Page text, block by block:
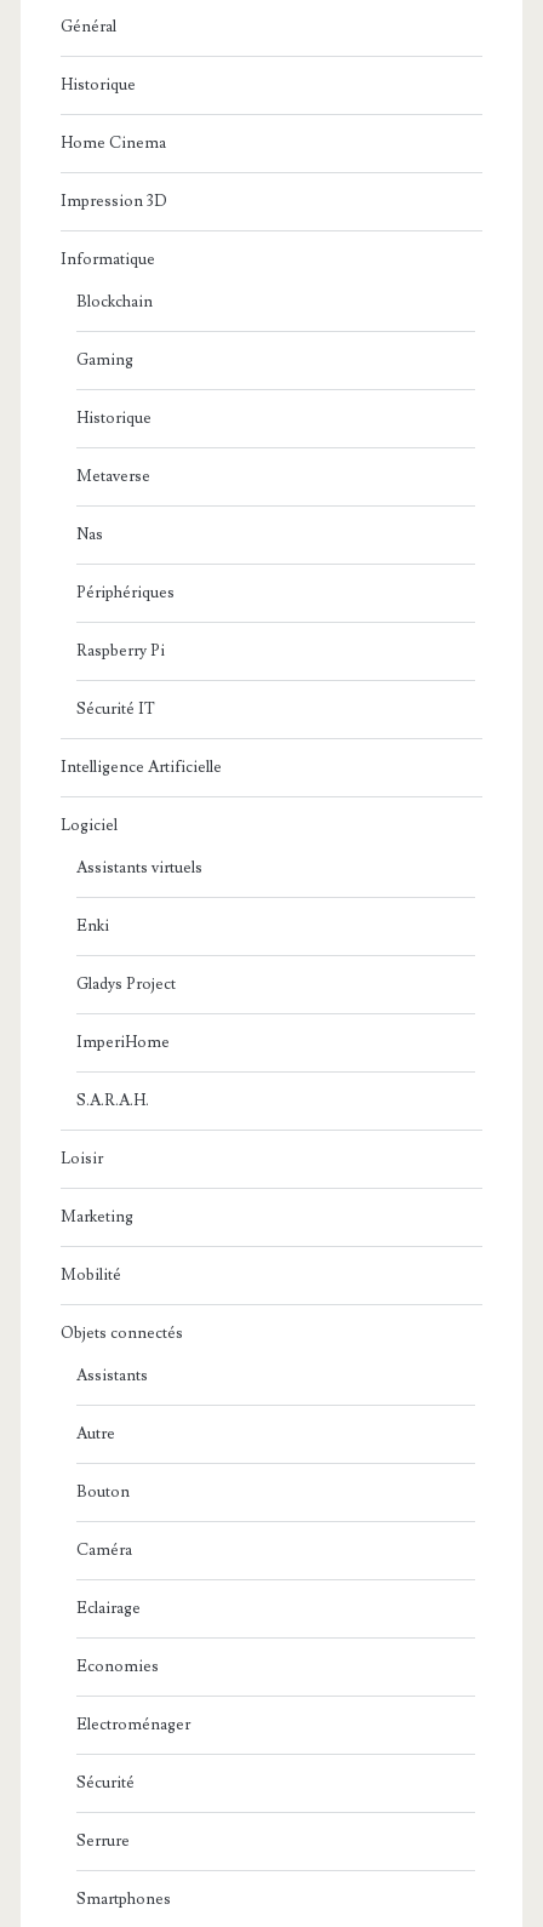
Général
Historique
Home Cinema
Impression 3D
Informatique
Blockchain
Gaming
Historique
Metaverse
Nas
Périphériques
Raspberry Pi
Sécurité IT
Intelligence Artificielle
Logiciel
Assistants virtuels
Enki
Gladys Project
ImperiHome
S.A.R.A.H.
Loisir
Marketing
Mobilité
Objets connectés
Assistants
Autre
Bouton
Caméra
Eclairage
Economies
Electroménager
Sécurité
Serrure
Smartphones